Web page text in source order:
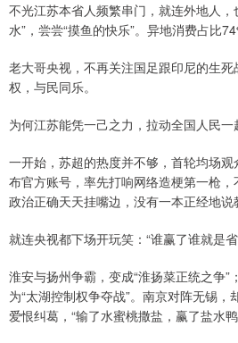
不光江苏本省人频繁串门，就连外地人，
水”，尝尝“摸鱼的快乐”。异地消费占比
老大哥央视，不再关注国足跟印尼的生死
权，与民同乐。
为何江苏能凭一己之力，拉动全国人民一
一开始，苏超的热度并不够，首轮均场
布官方账号，率先打响网络造梗第一枪
政治正确天天挂嘴边，没有一本正经地说
就连央视都下场开玩笑：“谁赢了谁就是省
淮安与扬州争霸，变成“淮扬菜正统之争”
为“太湖控制权争夺战”。南京对阵无锡，
爱恨纠葛，“输了水蜜桃撒盐，赢了盐水鸭